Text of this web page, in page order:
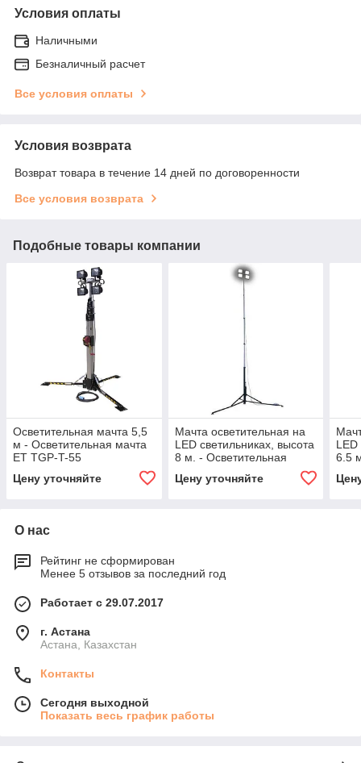
Условия оплаты
Наличными
Безналичный расчет
Все условия оплаты
Условия возврата
Возврат товара в течение 14 дней по договоренности
Все условия возврата
Подобные товары компании
Осветительная мачта 5,5
м - Осветительная мачта
ET TGP-T-55
Цену уточняйте
Мачта осветительная на
LED светильниках, высота
8 м. - Осветительная
Цену уточняйте
LED
6.5
6.5
О нас
Рейтинг не сформирован
Менее 5 отзывов за последний год
Работает с 29.07.2017
г. Астана
Астана, Казахстан
Контакты
Сегодня выходной
Показать весь график работы